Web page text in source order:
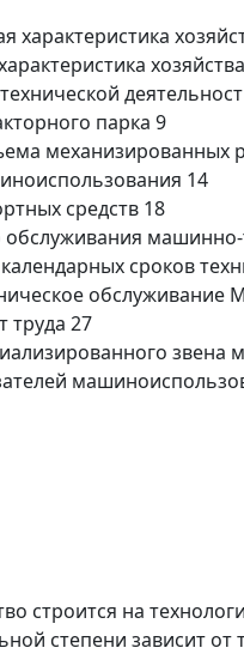
характеристика
парка 9
14
средств 18
сроков
обслуживание
труда 27
звена
строится на
степени зависит